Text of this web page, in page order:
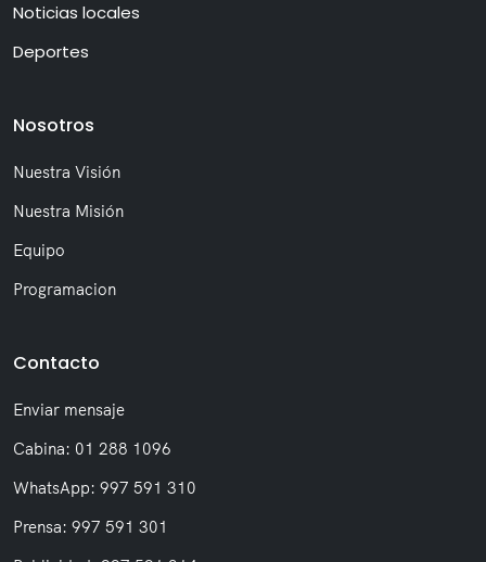
Noticias locales
Deportes
Nosotros
Nuestra Visión
Nuestra Misión
Equipo
Programacion
Contacto
Enviar mensaje
Cabina: 01 288 1096
WhatsApp: 997 591 310
Prensa: 997 591 301